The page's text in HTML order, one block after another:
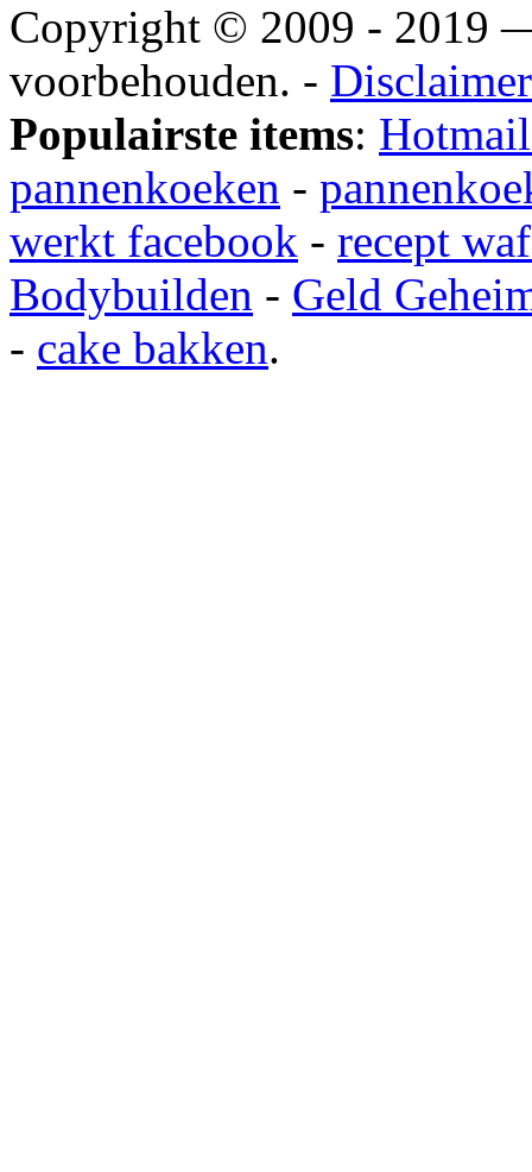
Copyright © 2009 - 2019
voorbehouden. - Disclaimer
Populairste items:
pannenkoeken -
werkt facebook - recept
Bodybuilden - Geld
- cake bakken.